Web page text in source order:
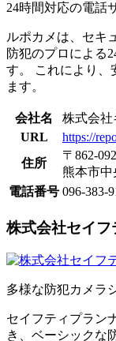
​24時間対応の電話
ルポカメは、セキ
防犯のプロによる
す。 ​これにより、
ます。
会社名
株式会社
URL
https://
住所
〒862-
熊本市中
電話番号 096-383-
株式会社セイフ
多様な防犯カメラ
セイフティプラン
き、ベーシックな